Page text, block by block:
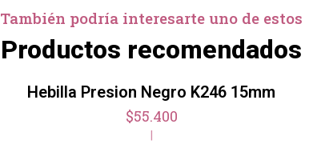
También podría interesarte uno de estos
Productos recomendados
Hebilla Presion Negro K246 15mm
$55.400
|